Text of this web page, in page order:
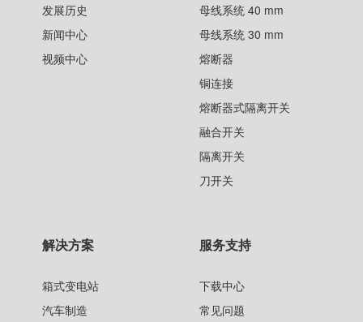
发展历史
新闻中心
视频中心
母线系统 40 mm
母线系统 30 mm
熔断器
铜连接
熔断器式隔离开关
融合开关
隔离开关
刀开关
解决方案
箱式变电站
汽车制造
服务支持
下载中心
常见问题